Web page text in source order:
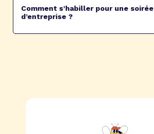
Comment s’habiller pour une soirée
d’entreprise ?